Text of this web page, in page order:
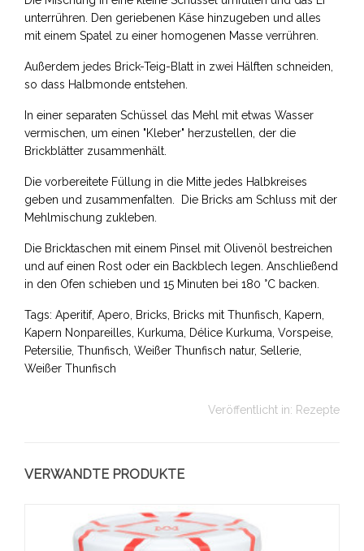
unterrühren. Den geriebenen Käse hinzugeben und alles
mit einem Spatel zu einer homogenen Masse verrühren.
Außerdem jedes Brick-Teig-Blatt in zwei Hälften schneiden,
so dass Halbmonde entstehen.
In einer separaten Schüssel das Mehl mit etwas Wasser
vermischen, um einen "Kleber" herzustellen, der die
Brickblätter zusammenhält.
Die vorbereitete Füllung in die Mitte jedes Halbkreises
geben und zusammenfalten. Die Bricks am Schluss mit der
Mehlmischung zukleben.
Die Bricktaschen mit einem Pinsel mit Olivenöl bestreichen
und auf einen Rost oder ein Backblech legen. Anschließend
in den Ofen schieben und 15 Minuten bei 180 °C backen.
Tags: Aperitif, Apero, Bricks, Bricks mit Thunfisch, Kapern,
Kapern Nonpareilles, Kurkuma, Délice Kurkuma, Vorspeise,
Petersilie, Thunfisch, Weißer Thunfisch natur, Sellerie,
Weißer Thunfisch
Veröffentlicht in: Rezepte
VERWANDTE PRODUKTE